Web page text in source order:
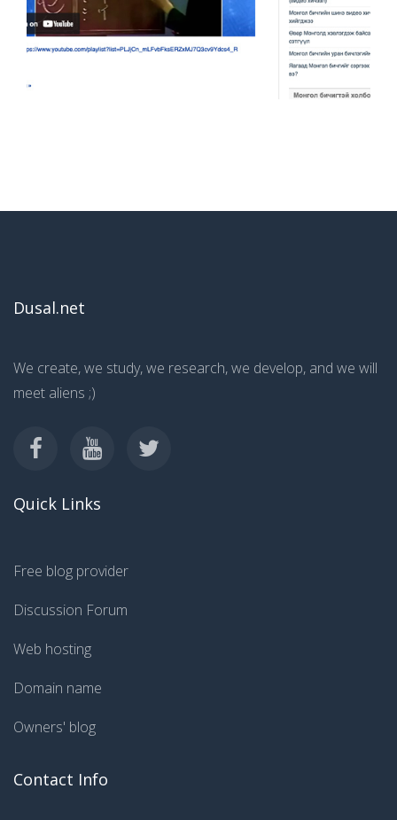
Dusal.net
We create, we study, we research, we develop, and we will
meet aliens ;)
Quick Links
Free blog provider
Discussion Forum
Web hosting
Domain name
Owners' blog
Contact Info